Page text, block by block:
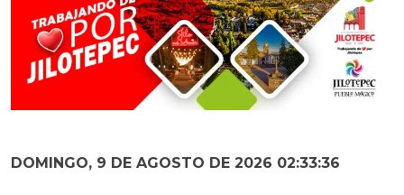
DOMINGO, 9 DE AGOSTO DE 2026 02:33:37